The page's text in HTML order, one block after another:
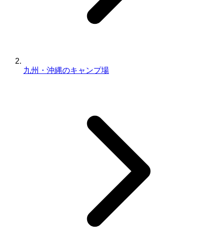
九州・沖縄のキャンプ場